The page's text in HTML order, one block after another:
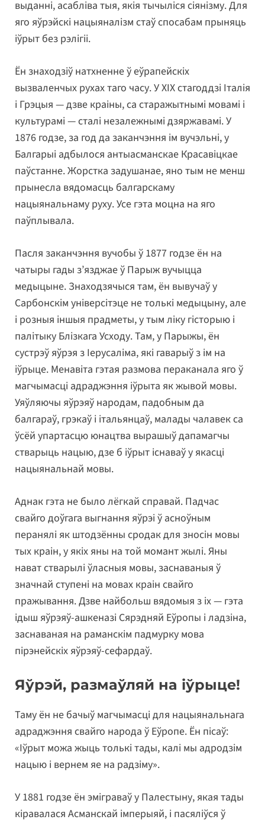
выданні, асабліва тыя, якія тычыліся сіянізму. Для
яго яўрэйскі нацыяналізм стаў спосабам прыняць
іўрыт без рэлігіі.
Ён знаходзіў натхненне ў еўрапейскіх
вызваленчых рухах таго часу. У ХІХ стагоддзі Італія
і Грэцыя — дзве краіны, са старажытнымі мовамі і
культурамі — сталі незалежнымі дзяржавамі. У
1876 годзе, за год да заканчэння ім вучэльні, у
Балгарыі адбылося антыасманскае Красавіцкае
паўстанне. Жорстка задушанае, яно тым не менш
прынесла вядомасць балгарскаму
нацыянальнаму руху. Усе гэта моцна на яго
паўплывала.
Пасля заканчэння вучобы ў 1877 годзе ён на
чатыры гады з’язджае ў Парыж вучыцца
медыцыне. Знаходзячыся там, ён вывучаў у
Сарбонскім універсітэце не толькі медыцыну, але
і розныя іншыя прадметы, у тым ліку гісторыю і
палітыку Блізкага Усходу. Там, у Парыжы, ён
сустрэў яўрэя з Іерусаліма, які гаварыў з ім на
іўрыце. Менавіта гэтая размова пераканала яго ў
магчымасці адраджэння іўрыта як жывой мовы.
Уяўляючы яўрэяў народам, падобным да
балгараў, грэкаў і італьянцаў, малады чалавек са
ўсёй упартасцю юнацтва вырашыў дапамагчы
стварыць нацыю, дзе б іўрыт існаваў у якасці
нацыянальнай мовы.
Аднак гэта не было лёгкай справай. Падчас
свайго доўгага выгнання яўрэі ў асноўным
перанялі як штодзённы сродак для зносін мовы
тых краін, у якіх яны на той момант жылі. Яны
нават стварылі ўласныя мовы, заснаваныя ў
значнай ступені на мовах краін свайго
пражывання. Дзве найбольш вядомыя з іх — гэта
ідыш яўрэяў-ашкеназі Сярэдняй Еўропы і ладзіна,
заснаваная на раманскім падмурку мова
пірэнейскіх яўрэяў-сефардаў.
Яўрэй, размаўляй на іўрыце!
Таму ён не бачыў магчымасці для нацыянальнага
адраджэння свайго народа ў Еўропе. Ён пісаў:
«Іўрыт можа жыць толькі тады, калі мы адродзім
нацыю і вернем яе на радзіму».
У 1881 годзе ён эміграваў у Палестыну, якая тады
кіравалася Асманскай імперыяй, і пасяліўся ў